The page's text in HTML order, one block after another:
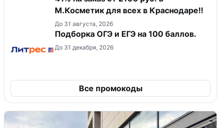
М.Косметик для всех в Краснодаре!!
До 31 августа, 2026
Подборка ОГЭ и ЕГЭ на 100 баллов.
До 31 декабря, 2026
Все промокоды